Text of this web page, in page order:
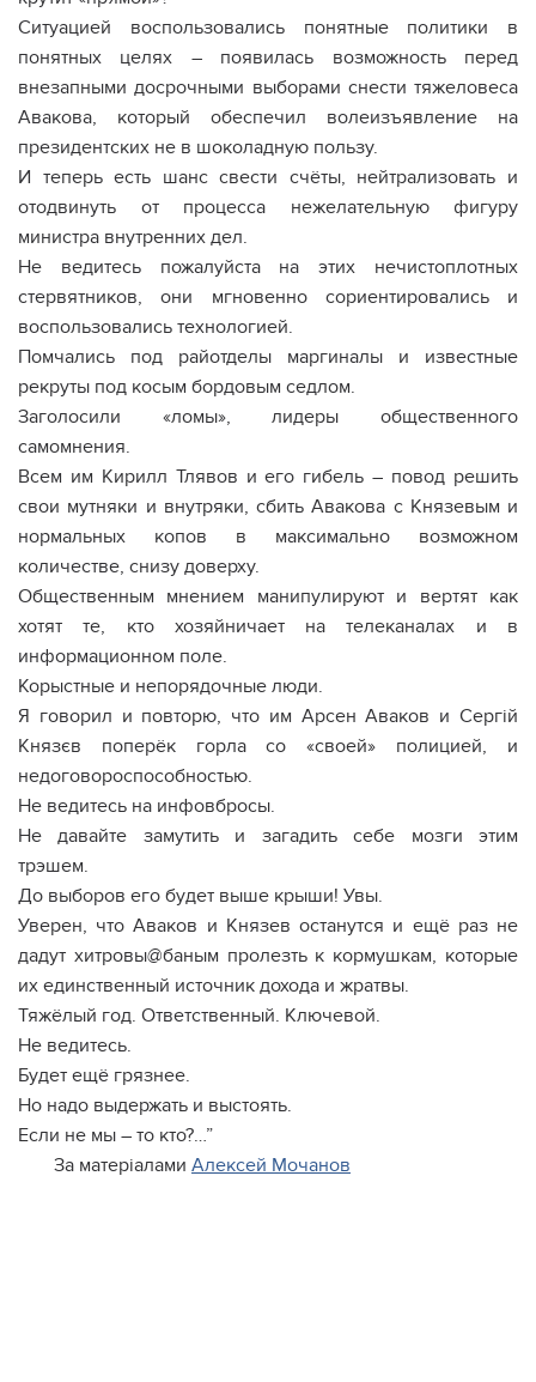
Ситуацией воспользовались понятные политики в
понятных целях – появилась возможность перед
внезапными досрочными выборами снести тяжеловеса
Авакова, который обеспечил волеизъявление на
президентских не в шоколадную пользу.
И теперь есть шанс свести счёты, нейтрализовать и
отодвинуть от процесса нежелательную фигуру
министра внутренних дел.
Не ведитесь пожалуйста на этих нечистоплотных
стервятников, они мгновенно сориентировались и
воспользовались технологией.
Помчались под райотделы маргиналы и известные
рекруты под косым бордовым седлом.
Заголосили «ломы», лидеры общественного
самомнения.
Всем им Кирилл Тлявов и его гибель – повод решить
свои мутняки и внутряки, сбить Авакова с Князевым и
нормальных копов в максимально возможном
количестве, снизу доверху.
Общественным мнением манипулируют и вертят как
хотят те, кто хозяйничает на телеканалах и в
информационном поле.
Корыстные и непорядочные люди.
Я говорил и повторю, что им Арсен Аваков и Сергій
Князєв поперёк горла со «своей» полицией, и
недоговороспособностью.
Не ведитесь на инфовбросы.
Не давайте замутить и загадить себе мозги этим
трэшем.
До выборов его будет выше крыши! Увы.
Уверен, что Аваков и Князев останутся и ещё раз не
дадут хитровы@баным пролезть к кормушкам, которые
их единственный источник дохода и жратвы.
Тяжёлый год. Ответственный. Ключевой.
Не ведитесь.
Будет ещё грязнее.
Но надо выдержать и выстоять.
Если не мы – то кто?…”
За матеріалами Алексей Мочанов